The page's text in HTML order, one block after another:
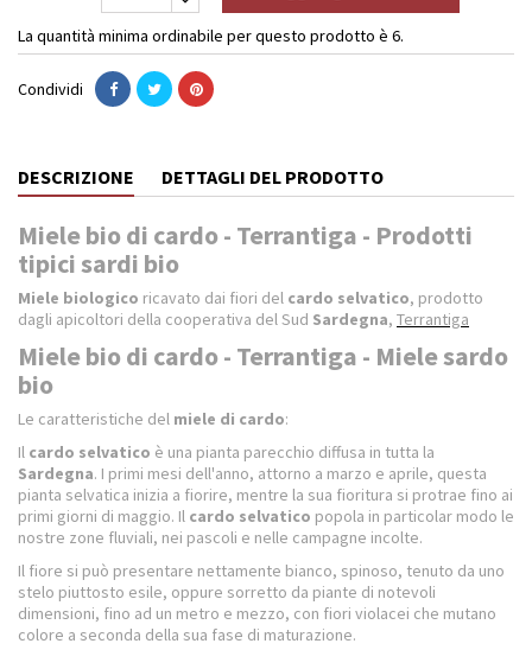
La quantità minima ordinabile per questo prodotto è 6.
Condividi
DESCRIZIONE DETTAGLI DEL PRODOTTO
Miele bio di cardo - Terrantiga - Prodotti
tipici sardi bio
Miele biologico ricavato dai fiori del cardo selvatico, prodotto
dagli apicoltori della cooperativa del Sud Sardegna, Terrantiga
Miele bio di cardo - Terrantiga - Miele sardo
bio
Le caratteristiche del miele di cardo:
Il cardo selvatico è una pianta parecchio diffusa in tutta la
Sardegna. I primi mesi dell'anno, attorno a marzo e aprile, questa
pianta selvatica inizia a fiorire, mentre la sua fioritura si protrae fino ai
primi giorni di maggio. Il cardo selvatico popola in particolar modo le
nostre zone fluviali, nei pascoli e nelle campagne incolte.
Il fiore si può presentare nettamente bianco, spinoso, tenuto da uno
stelo piuttosto esile, oppure sorretto da piante di notevoli
dimensioni, fino ad un metro e mezzo, con fiori violacei che mutano
colore a seconda della sua fase di maturazione.